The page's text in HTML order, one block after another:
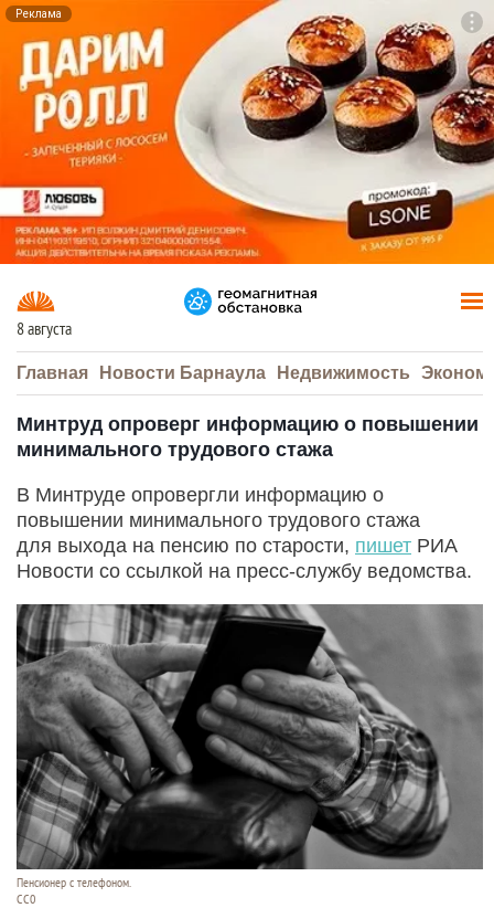
Реклама
8 августа
Главная Новости Барнаула Недвижимость
Минтруд опроверг информацию о повышении
минимального трудового стажа
В Минтруде опровергли информацию о
повышении минимального трудового стажа
для выхода на пенсию по старости, пишет РИА
Новости со ссылкой на пресс-службу ведомства.
Пенсионер с телефоном.
СС0